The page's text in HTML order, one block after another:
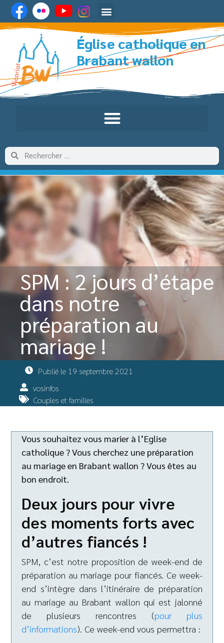
Église catholique en
Brabant wallon
SPM : 2 jours d’étape
dans notre
préparation au
mariage !
Publié le 19 septembre 2021
vosinfos
Couples et familles
Vous souhaitez vous marier à l’Eglise
catholique ? Vous cherchez une préparation
au mariage en Brabant wallon ? Vous êtes au
bon endroit.
Deux jours pour vivre
des moments forts avec
d’autres fiancés !
SPM, c’est notre proposition de week-end de
préparation au mariage pour fiancés. Ce week-
end s’intègre dans l’itinéraire de préparation
au mariage au Brabant wallon qui est jalonné
de plusieurs rencontres (pour plus
d’informations). Ce week-end vous permettra :